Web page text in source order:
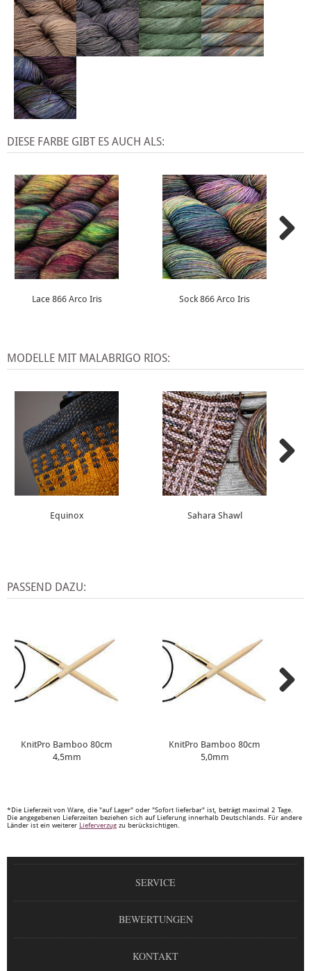
DIESE FARBE GIBT ES AUCH ALS:
Lace 866 Arco Iris Sock 866 Arco Iris
MODELLE MIT MALABRIGO RIOS:
Equinox Sahara Shawl
PASSEND DAZU:
KnitPro Bamboo 80cm
4,5mm
KnitPro Bamboo 80cm
5,0mm
*Die Lieferzeit von Ware, die "auf Lager" oder "Sofort lieferbar" ist, beträgt maximal 2 Tage.
Die angegebenen Lieferzeiten beziehen sich auf Lieferung innerhalb Deutschlands. Für andere
Länder ist ein weiterer Lieferverzug zu berücksichtigen.
SERVICE
BEWERTUNGEN
KONTAKT